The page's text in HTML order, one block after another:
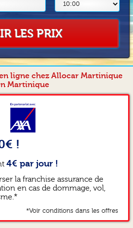
LES PRIX
ligne chez Allocar Martinique
Martinique
!
4€ par jour !
la franchise assurance de
en cas de dommage, vol,
*Voir conditions dans les offres